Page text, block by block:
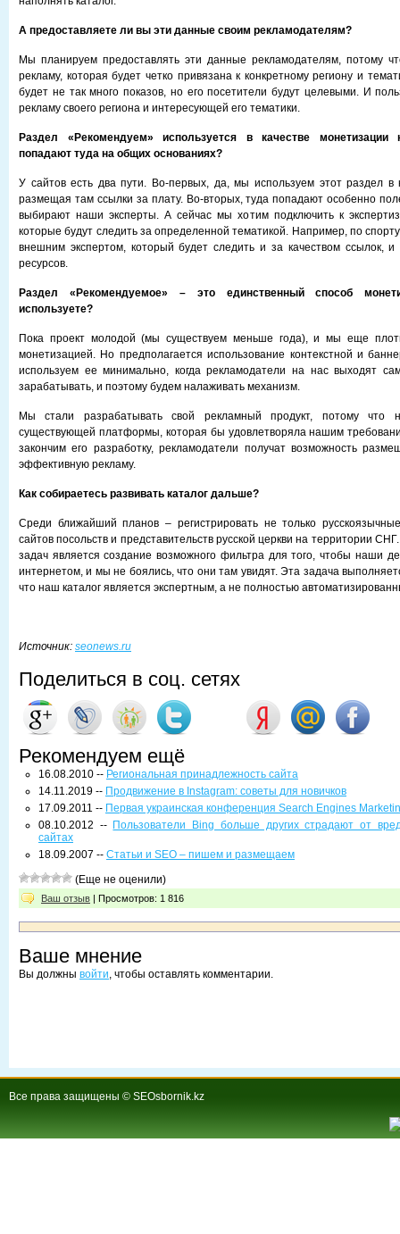
А предоставляете ли вы эти данные своим рекламодателям?
Мы планируем предоставлять эти данные рекламодателям, потому
рекламу, которая будет четко привязана к конкретному региону и
будет не так много показов, но его посетители будут целевыми. И
рекламу своего региона и интересующей его тематики.
Раздел «Рекомендуем» используется в качестве монетизации
попадают туда на общих основаниях?
У сайтов есть два пути. Во-первых, да, мы используем этот раздел в
размещая там ссылки за плату. Во-вторых, туда попадают особенно
выбирают наши эксперты. А сейчас мы хотим подключить к
которые будут следить за определенной тематикой. Например, по
внешним экспертом, который будет следить и за качеством ссылок, и
ресурсов.
Раздел «Рекомендуемое» – это единственный способ
используете?
Пока проект молодой (мы существуем меньше года), и мы еще
монетизацией. Но предполагается использование контекстной и
используем ее минимально, когда рекламодатели на нас выходят
зарабатывать, и поэтому будем налаживать механизм.
Мы стали разрабатывать свой рекламный продукт, потому что
существующей платформы, которая бы удовлетворяла нашим
закончим его разработку, рекламодатели получат возможность
эффективную рекламу.
Как собираетесь развивать каталог дальше?
Среди ближайший планов – регистрировать не только
сайтов посольств и представительств русской церкви на территории
задач является создание возможного фильтра для того, чтобы наши
интернетом, и мы не боялись, что они там увидят. Эта задача
что наш каталог является экспертным, а не полностью
Источник: seonews.ru
Поделиться в соц. сетях
Рекомендуем ещё
16.08.2010 -- Региональная принадлежность сайта
14.11.2019 -- Продвижение в Instagram: советы для новичков
17.09.2011 -- Первая украинская конференция Search Engines
08.10.2012 -- Пользователи Bing больше других страдают от
сайтах
18.09.2007 -- Статьи и SEO – пишем и размещаем
(Еще не оценили)
Ваш отзыв | Просмотров: 1 816
Ваше мнение
Вы должны войти, чтобы оставлять комментарии.
Все права защищены © SEOsbornik.kz